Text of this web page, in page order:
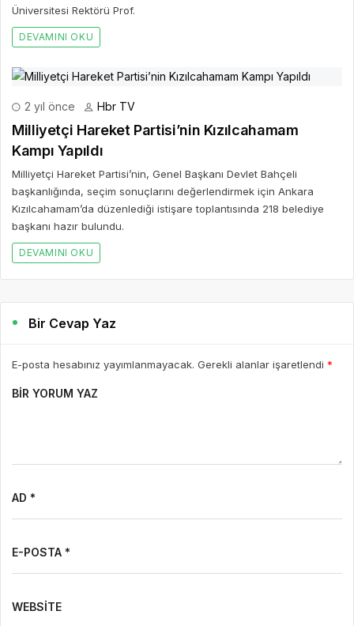
Üniversitesi Rektörü Prof.
DEVAMINI OKU
2 yıl önce Hbr TV
Milliyetçi Hareket Partisi’nin Kızılcahamam
Kampı Yapıldı
Milliyetçi Hareket Partisi’nin, Genel Başkanı Devlet Bahçeli
başkanlığında, seçim sonuçlarını değerlendirmek için Ankara
Kızılcahamam’da düzenlediği istişare toplantısında 218 belediye
başkanı hazır bulundu.
DEVAMINI OKU
Bir Cevap Yaz
E-posta hesabınız yayımlanmayacak. Gerekli alanlar işaretlendi *
BIR YORUM YAZ
AD *
E-POSTA *
WEBSITE